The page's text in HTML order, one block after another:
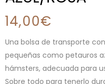
14,00€
Una bolsa de transporte
pequeñas como petauros
hámsters, adecuada para
Sobre todo para tenerlo